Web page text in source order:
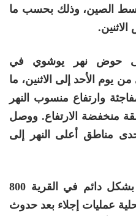
الصين، وذلك بحسب ما
حوض نهر يوشوي في
يوم الأحد إلى الاثنين، ما
وارتفاع منسوب النهر
منخفضة الارتفاع. ووصل
مناطق أعلى النهر إلى
ويبلغ عدد السكان المقيمين بشكل دائم في القرية 800
عمليات إجلاء بعد حدوث